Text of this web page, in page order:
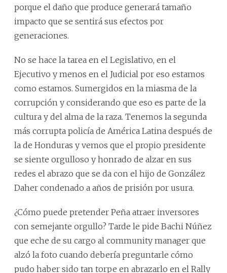
porque el daño que produce generará tamaño
impacto que se sentirá sus efectos por
generaciones.
No se hace la tarea en el Legislativo, en el
Ejecutivo y menos en el Judicial por eso estamos
como estamos. Sumergidos en la miasma de la
corrupción y considerando que eso es parte de la
cultura y del alma de la raza. Tenemos la segunda
más corrupta policía de América Latina después de
la de Honduras y vemos que el propio presidente
se siente orgulloso y honrado de alzar en sus
redes el abrazo que se da con el hijo de González
Daher condenado a años de prisión por usura.
¿Cómo puede pretender Peña atraer inversores
con semejante orgullo? Tarde le pide Bachi Núñez
que eche de su cargo al community manager que
alzó la foto cuando debería preguntarle cómo
pudo haber sido tan torpe en abrazarlo en el Rally